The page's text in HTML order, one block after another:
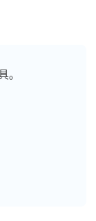
。